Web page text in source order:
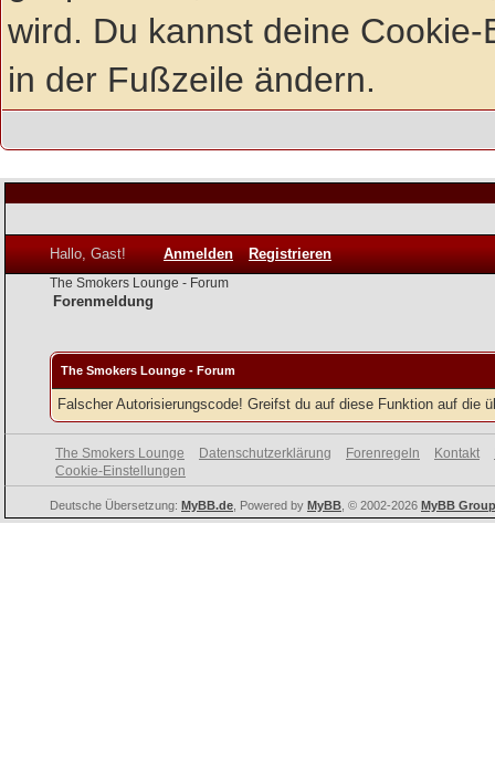
wird. Du kannst deine
in der Fußzeile ändern.
Hallo, Gast! Anmelden Registrieren
The Smokers Lounge - Forum
Forenmeldung
The Smokers Lounge - Forum
Falscher Autorisierungscode! Greifst du auf diese Funktion auf die
The Smokers Lounge Datenschutzerklärung Forenregeln Kontakt
Cookie-Einstellungen
Deutsche Übersetzung: MyBB.de , Powered by MyBB , © 2002-2026 MyBB Group